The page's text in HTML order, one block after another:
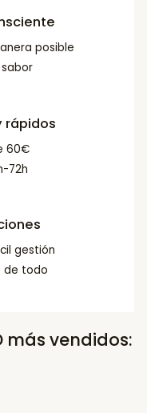
posible
rápidos
60€
72h
gestión
de todo
más vendidos: